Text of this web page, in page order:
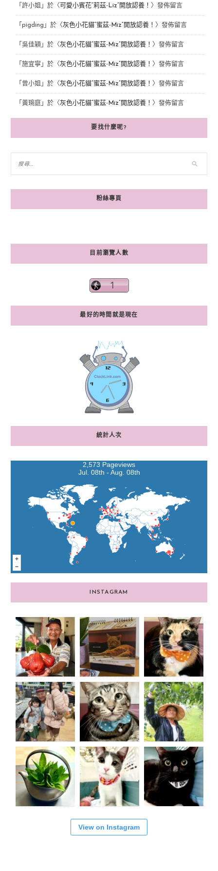
「 許小姐 」於〈 可愛小賓花“莉茲-Liz”開放認養！ 〉發佈留言
「 pigding 」於〈灰色小花貓“蜜茲-Miz”開放認養！ 〉發佈留言
「 吳佳穎 」於〈灰色小花貓“蜜茲-Miz”開放認養！ 〉發佈留言
「 施宜寧 」於〈灰色小花貓“蜜茲-Miz”開放認養！ 〉發佈留言
「 曾小姐 」於〈灰色小花貓“蜜茲-Miz”開放認養！ 〉發佈留言
「 黃琬庭」於〈灰色小花貓“蜜茲-Miz”開放認養！ 〉發佈留言
要找什麼呢?
粉絲專頁
目前瀏覽人數
最好的時間就是現在
統計人次
2,573 Pageviews
Jul. 08th - Aug. 08th
INSTAGRAM
View on Instagram